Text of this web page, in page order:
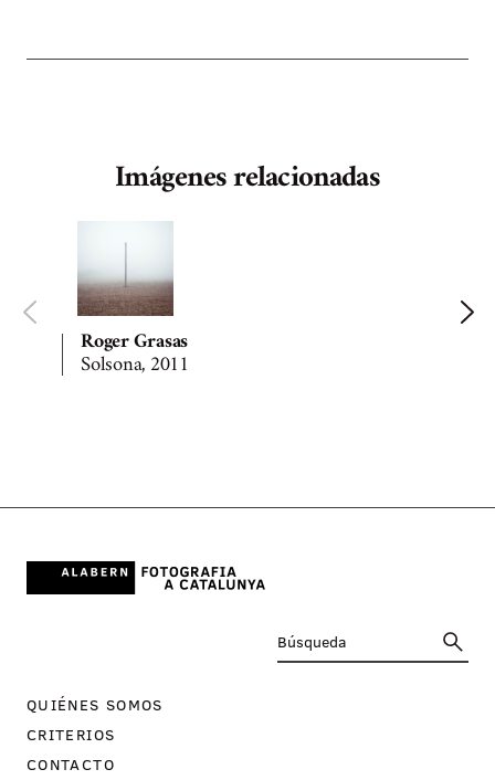
Imágenes relacionadas
Roger Grasas
Solsona, 2011
QUIÉNES SOMOS
CRITERIOS
CONTACTO